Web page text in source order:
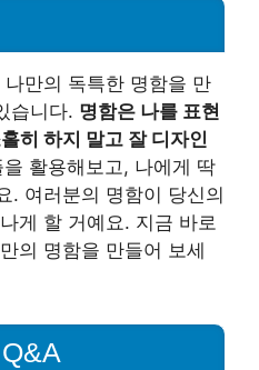
만의 독특한 명함을 만
습니다. 명함은 나를 표현
히 하지 말고 잘 디자인
활용해보고, 나에게 딱
. 여러분의 명함이 당신의
게 할 거예요. 지금 바로
의 명함을 만들어 보세